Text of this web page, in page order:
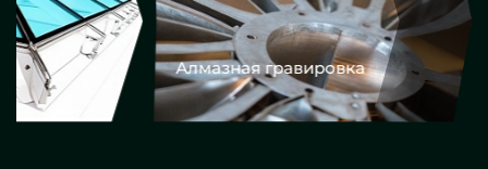
Алмазная гравировка